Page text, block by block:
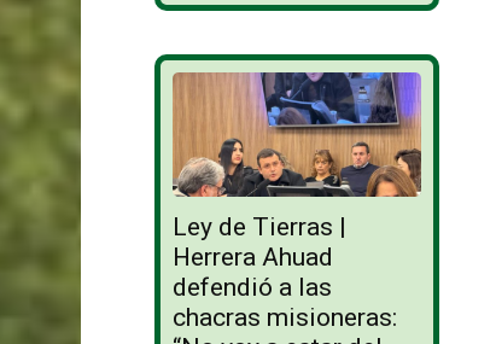
Ley de Tierras |
Herrera Ahuad
defendió a las
chacras misioneras: